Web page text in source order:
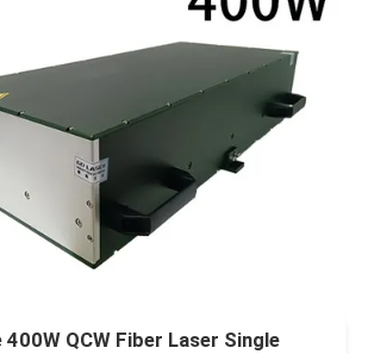
QCW Fiber Laser Single